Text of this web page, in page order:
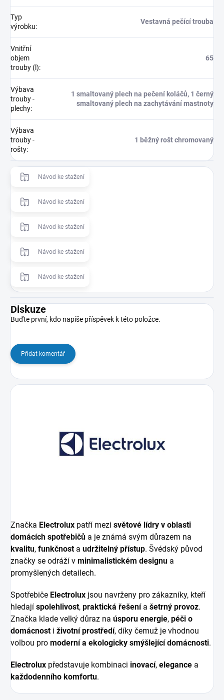
Typ
výrobku:
Vestavná pečící trouba
Vnitřní
objem
trouby (l):
65
Výbava
trouby -
plechy:
1 smaltovaný plech na pečení koláčů, 1 černý
smaltovaný plech na zachytávání mastnoty
Výbava
trouby -
rošty:
1 běžný rošt chromovaný
Návod ke stažení
Návod ke stažení
Návod ke stažení
Návod ke stažení
Návod ke stažení
Diskuze
Buďte první, kdo napíše příspěvek k této položce.
Přidat komentář
Značka Electrolux patří mezi světové lídry v oblasti
domácích spotřebičů a je známá svým důrazem na
kvalitu, funkčnosta udržitelný přístup. Švédský původ
značky se odráží v minimalistickém designu a
promyšlených detailech.
Spotřebiče Electrolux jsou navrženy pro zákazníky, kteří
hledají spolehlivost, praktická řešenía šetrný provoz.
Značka klade velký důraz na úsporu energie, péči o
domácnosti životní prostředí, díky čemuž je vhodnou
volbou pro moderní a ekologicky smýšlející domácnosti.
Electrolux představuje kombinaci inovací, elegance a
každodenního komfortu.